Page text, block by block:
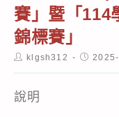
賽」暨「114
錦標賽」
Postklgsh312
Post
說明